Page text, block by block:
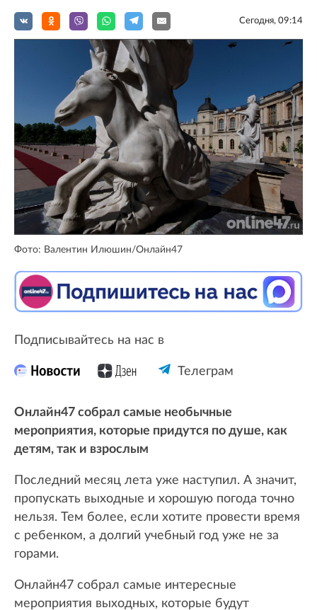
Сегодня, 09:14
Фото: Валентин Илюшин/Онлайн47
Подписывайтесь на нас в
Телеграм
Онлайн47 собрал самые необычные
мероприятия, которые придутся по душе, как
детям, так и взрослым
Последний месяц лета уже наступил. А значит,
пропускать выходные и хорошую погода точно
нельзя. Тем более, если хотите провести время
с ребенком, а долгий учебный год уже не за
горами.
Онлайн47 собрал самые интересные
мероприятия выходных, которые будут